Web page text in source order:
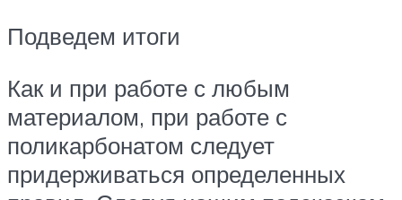
Подведем итоги
Как и при работе с любым
материалом, при работе с
поликарбонатом следует
придерживаться определенных